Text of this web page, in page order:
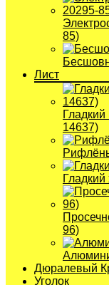
85)
Лист
14637)
96)
Дюралевый
Уголок